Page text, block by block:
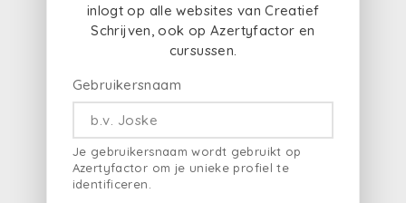
inlogt op alle websites van Creatief
Schrijven, ook op Azertyfactor en
cursussen.
Gebruikersnaam
Je gebruikersnaam wordt gebruikt op
Azertyfactor om je unieke profiel te
identificeren.